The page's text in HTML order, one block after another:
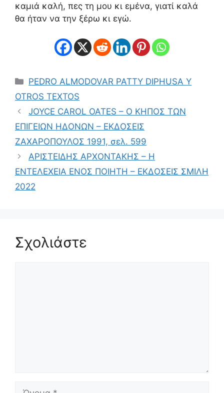
καμιά καλή, πες τη μου κι εμένα, γιατί καλά
θα ήταν να την ξέρω κι εγώ.
Κατηγορίες
PEDRO ALMODOVAR PATTY DIPHUSA Y
OTROS TEXTOS
JOYCE CAROL OATES – Ο ΚΗΠΟΣ ΤΩΝ
ΕΠΙΓΕΙΩΝ ΗΔΟΝΩΝ – ΕΚΔΟΣΕΙΣ
ΖΑΧΑΡΟΠΟΥΛΟΣ 1991, σελ. 599
ΑΡΙΣΤΕΙΔΗΣ ΑΡΧΟΝΤΑΚΗΣ – Η
ΕΝΤΕΛΕΧΕΙΑ ΕΝΟΣ ΠΟΙΗΤΗ – ΕΚΔΟΣΕΙΣ ΣΜΙΛΗ
2022
Σχολιάστε
Όνομα